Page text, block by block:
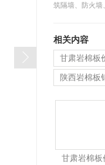
泡沫板厂家
板整车发出
筑隔墙、防火
相关内容
甘肃岩棉板
陕西岩棉板
甘肃岩棉板